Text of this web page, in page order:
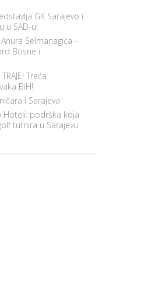
GK Sarajevo i
u SAD-u!
Selmanagića –
Bosne i
Treća
BiH!
i Sarajeva
Hoteli: podrška koja
turnira u Sarajevu